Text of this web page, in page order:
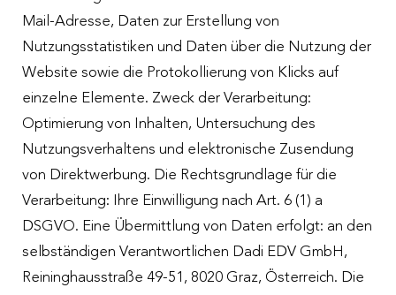
Mail-Adresse, Daten zur Erstellung von
Nutzungsstatistiken und Daten über die Nutzung der
Website sowie die Protokollierung von Klicks auf
einzelne Elemente. Zweck der Verarbeitung:
Optimierung von Inhalten, Untersuchung des
Nutzungsverhaltens und elektronische Zusendung
von Direktwerbung. Die Rechtsgrundlage für die
Verarbeitung: Ihre Einwilligung nach Art. 6 (1) a
DSGVO. Eine Übermittlung von Daten erfolgt: an den
selbständigen Verantwortlichen Dadi EDV GmbH,
Reininghausstraße 49-51, 8020 Graz, Österreich. Die